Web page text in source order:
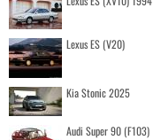
Lexus ES (V20)
Kia Stonic 2025
Audi Super 90 (F103)